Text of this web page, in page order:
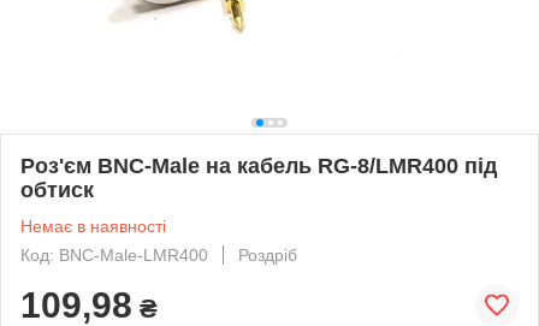
Роз'єм BNC-Male на кабель RG-8/LMR400 під
обтиск
Немає в наявності
Код: BNC-Male-LMR400
Роздріб
109,98 ₴